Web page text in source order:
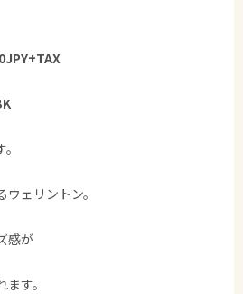
ェリントン。
感が
す。